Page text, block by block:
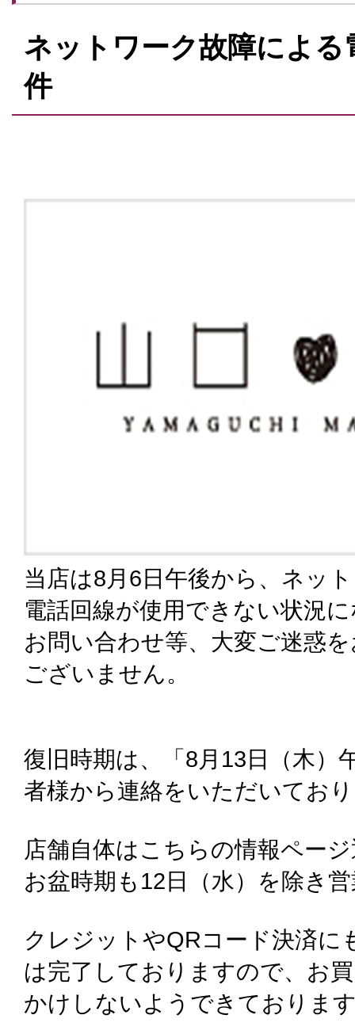
ネットワーク故障によ
件
当店は8月6日午後から、ネッ
電話回線が使用できない状況
お問い合わせ等、大変ご迷惑
ございません。
復旧時期は、「8月13日（木）
者様から連絡をいただいてお
店舗自体はこちらの情報ペー
お盆時期も12日（水）を除き
クレジットやQRコード決済に
は完了しておりますので、お
かけしないようできておりま